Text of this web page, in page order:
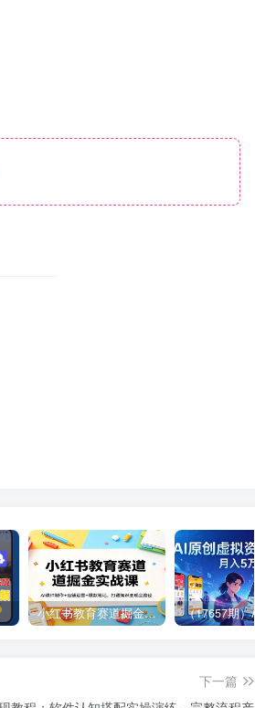
时90% 小红书教育赛道掘金实战课：AI课件制作+店铺运营+爆款笔记，打通知识变现全路径
下一篇